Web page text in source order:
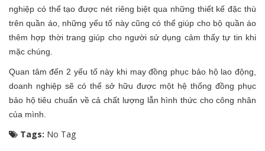
nghiệp có thể tạo được nét riêng biệt qua những thiết kế đặc thù
trên quần áo, những yếu tố này cũng có thể giúp cho bộ quần áo
thêm hợp thời trang giúp cho người sử dụng cảm thấy tự tin khi
mặc chúng.
Quan tâm đến 2 yếu tố này khi may đồng phục bảo hộ lao động,
doanh nghiệp sẽ có thể sở hữu được một hệ thống đồng phục
bảo hộ tiêu chuẩn về cả chất lượng lẫn hình thức cho công nhân
của mình.
Tags: No Tag